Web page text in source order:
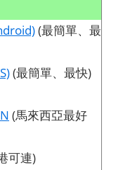
(最簡單、最
(最簡單、最快)
(馬來西亞最好
可連)